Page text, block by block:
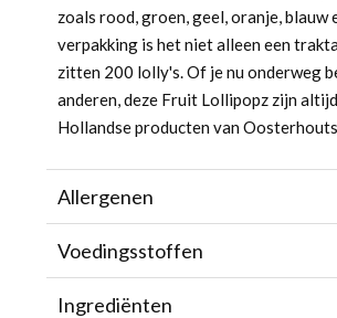
zoals rood, groen, geel, oranje,
verpakking is het niet alleen een
zitten 200 lolly's. Of je nu onderweg
anderen, deze Fruit Lollipopz zijn
Hollandse producten van
Allergenen
Voedingsstoffen
Ingrediënten